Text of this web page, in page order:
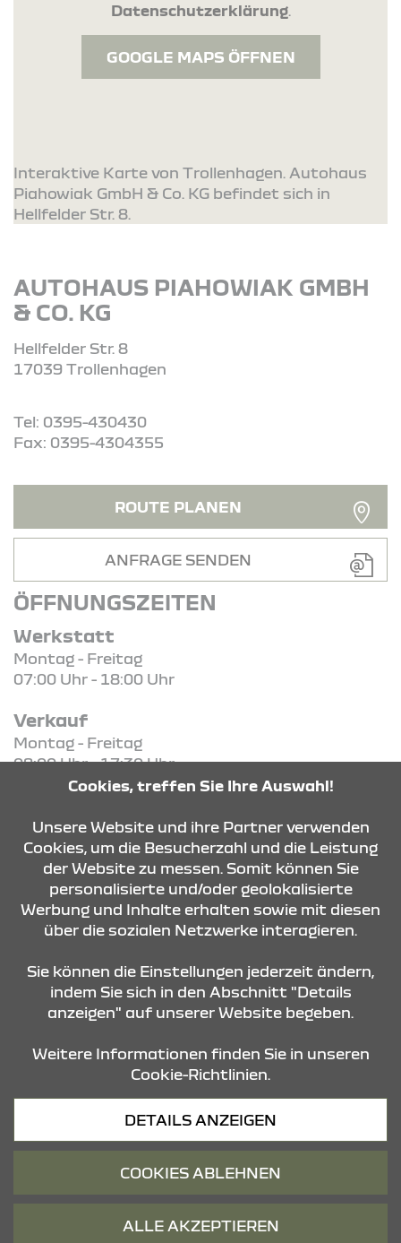
Datenschutzerklärung.
GOOGLE MAPS ÖFFNEN
Interaktive Karte von Trollenhagen. Autohaus
Piahowiak GmbH & Co. KG befindet sich in
Hellfelder Str. 8.
AUTOHAUS PIAHOWIAK GMBH
& CO. KG
Hellfelder Str. 8
17039 Trollenhagen
Tel: 0395-430430
Fax: 0395-4304355
ROUTE PLANEN
ANFRAGE SENDEN
ÖFFNUNGSZEITEN
Werkstatt
Montag - Freitag
07:00 Uhr - 18:00 Uhr
Verkauf
Montag - Freitag
08:00 Uhr - 17:30 Uhr
KONTAKT & ANFAHRT
ÖFFNUNGSZEITEN
STANDORTE
Datenschutz
© 2026 Dacia
Cookies, treffen Sie Ihre Auswahl!
Unsere Website und ihre Partner verwenden
Cookies, um die Besucherzahl und die Leistung
der Website zu messen. Somit können Sie
personalisierte und/oder geolokalisierte
Werbung und Inhalte erhalten sowie mit diesen
über die sozialen Netzwerke interagieren.
Sie können die Einstellungen jederzeit ändern,
indem Sie sich in den Abschnitt "Details
anzeigen" auf unserer Website begeben.
Weitere Informationen finden Sie in unseren
Cookie-Richtlinien.
DETAILS ANZEIGEN
COOKIES ABLEHNEN
ALLE AKZEPTIEREN